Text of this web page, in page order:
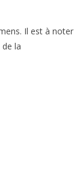
Il est à noter
la